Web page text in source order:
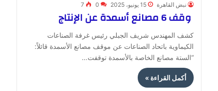
نبض القاهرة 15 يونيو، 2025 0
7
وقف 6 مصانع أسمدة عن الإنتاج
كشف المهندس شريف الجبلي رئيس غرفة الصناعات
الكيماوية باتحاد الصناعات عن موقف مصانع الأسمدة قائلاً:
“الستة مصانع الخاصة بالأسمدة توقفت…
أكمل القراءة »